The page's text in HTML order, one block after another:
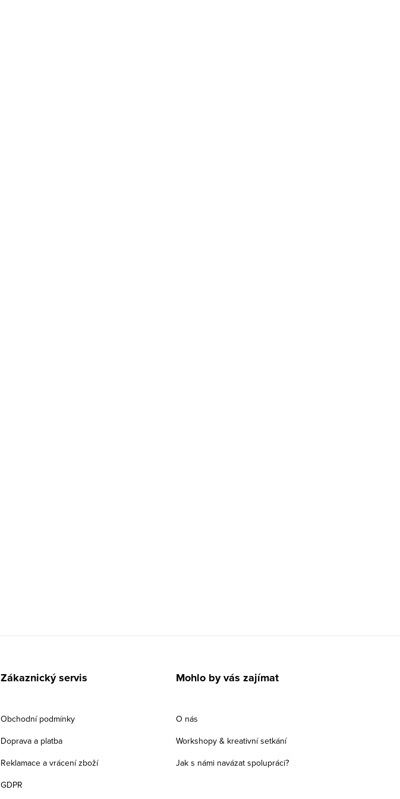
Zákaznický servis
Obchodní podmínky
Doprava a platba
Reklamace a vrácení zboží
GDPR
Mohlo by vás zajímat
O nás
Workshopy & kreativní setkání
Jak s námi navázat spolupráci?